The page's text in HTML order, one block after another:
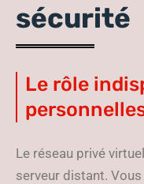
sécurité
Le rôle
Le réseau privé
serveur distant.